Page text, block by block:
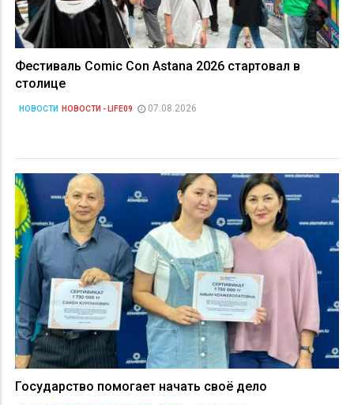
Фестиваль Comic Con Astana 2026 стартовал в
столице
НОВОСТИ НОВОСТИ - LIFE09 07.08.2026
Государство помогает начать своё дело